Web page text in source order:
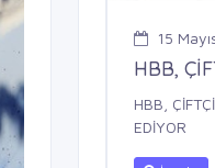
15
HBB,
HBB,
EDİYOR